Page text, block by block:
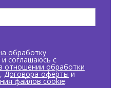
обработку
и соглашаюсь с
отношении обработки
, Договора-оферты и
файлов cookie.